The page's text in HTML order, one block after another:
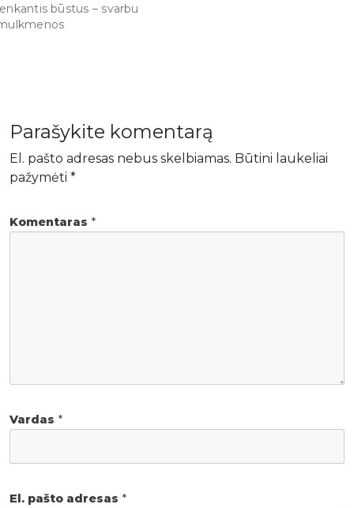
būstus – svarbu
Parašykite komentarą
El. pašto adresas nebus skelbiamas. Būtini laukeliai
pažymėti *
Komentaras *
Vardas *
El. pašto adresas *